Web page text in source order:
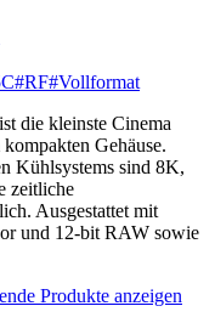
#RF#Vollformat
die kleinste Cinema
Gehäuse.
Kühlsystems sind 8K,
zeitliche
Ausgestattet mit
und 12-bit RAW sowie
Produkte anzeigen